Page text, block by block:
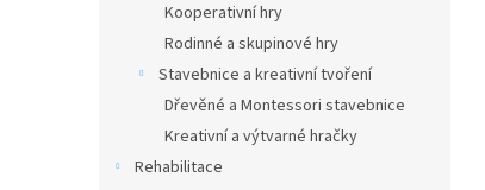
Kooperativní hry
Rodinné a skupinové hry
Stavebnice a kreativní tvoření
Dřevěné a Montessori stavebnice
Kreativní a výtvarné hračky
Rehabilitace